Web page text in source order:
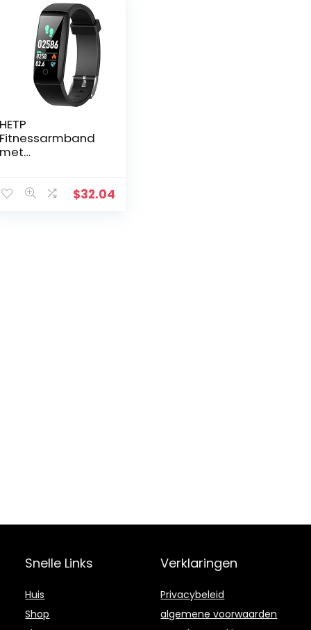
HETP
Fitnessarmband
met
horloge,
$32.04
Snelle Links
Huis
Shop
Verklaringen
Privacybeleid
algemene voorwaarden